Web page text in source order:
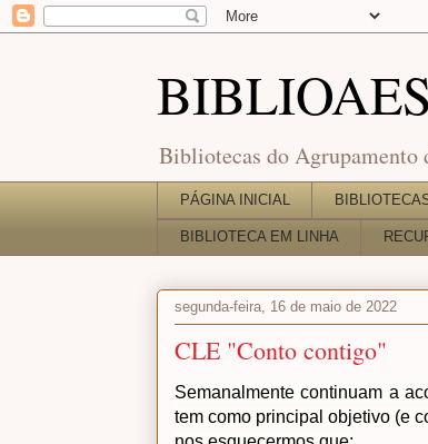
Bibliotecas do Agrupamento
PÁGINA INICIAL
BIBLIOTECA EM LINHA
segunda-feira, 16 de maio de 2022
CLE "Conto contigo"
Semanalmente continuam a
tem como principal objetivo (e